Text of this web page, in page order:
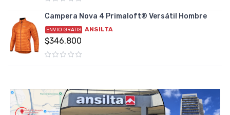
Campera Nova 4 Primaloft® Versátil Hombre
ENVIO GRATIS ANSILTA
$346.800